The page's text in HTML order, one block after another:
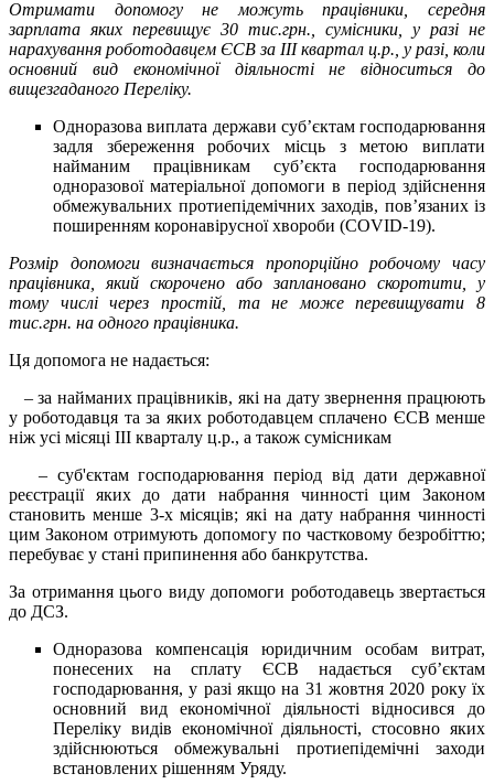
Отримати допомогу не можуть працівники, середня
зарплата яких перевищує 30 тис.грн., сумісники, у разі не
нарахування роботодавцем ЄСВ за ІІІ квартал ц.р., у разі, коли
основний вид економічної діяльності не відноситься до
вищезгаданого Переліку.
Одноразова виплата держави суб’єктам господарювання
задля збереження робочих місць з метою виплати
найманим працівникам суб’єкта господарювання
одноразової матеріальної допомоги в період здійснення
обмежувальних протиепідемічних заходів, пов’язаних із
поширенням коронавірусної хвороби (COVID-19).
Розмір допомоги визначається пропорційно робочому часу
працівника, який скорочено або заплановано скоротити, у
тому числі через простій, та не може перевищувати 8
тис.грн. на одного працівника.
Ця допомога не надається:
– за найманих працівників, які на дату звернення працюють
у роботодавця та за яких роботодавцем сплачено ЄСВ менше
ніж усі місяці ІІІ кварталу ц.р., а також сумісникам
– суб'єктам господарювання період від дати державної
реєстрації яких до дати набрання чинності цим Законом
становить менше 3-х місяців; які на дату набрання чинності
цим Законом отримують допомогу по частковому безробіттю;
перебуває у стані припинення або банкрутства.
За отримання цього виду допомоги роботодавець звертається
до ДСЗ.
Одноразова компенсація юридичним особам витрат,
понесених на сплату ЄСВ надається суб’єктам
господарювання, у разі якщо на 31 жовтня 2020 року їх
основний вид економічної діяльності відносився до
Переліку видів економічної діяльності, стосовно яких
здійснюються обмежувальні протиепідемічні заходи
встановлених рішенням Уряду.